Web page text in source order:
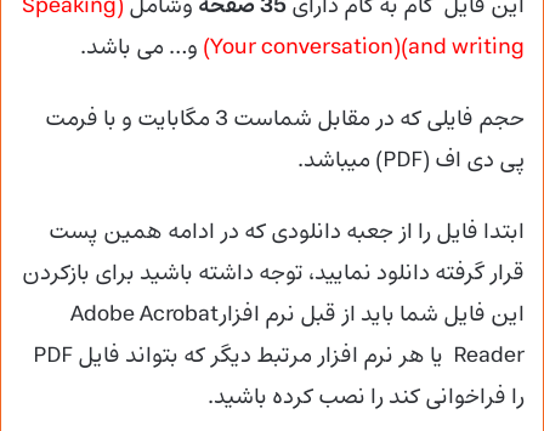
and writing)(Your conversation)
و… می باشد.
حجم فایلی که در مقابل شماست 3 مگابایت و با فرمت
پی دی اف (PDF) میباشد.
ابتدا فایل را از جعبه دانلودی که در ادامه همین پست
قرار گرفته دانلود نمایید، توجه داشته باشید برای بازکردن
این فایل شما باید از قبل نرم افزارAdobe Acrobat
را فراخوانی کند را نصب کرده باشید.